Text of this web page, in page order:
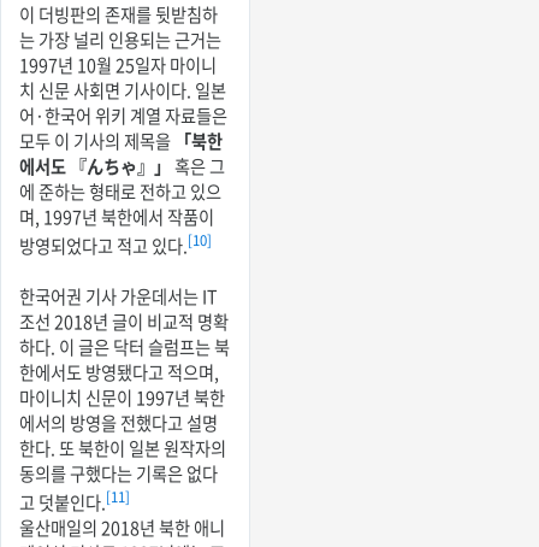
이 더빙판의 존재를 뒷받침하
는 가장 널리 인용되는 근거는
1997년 10월 25일자 마이니
치 신문 사회면 기사이다. 일본
어·한국어 위키 계열 자료들은
모두 이 기사의 제목을 「북한
에서도 『んちゃ』」 혹은 그
에 준하는 형태로 전하고 있으
며, 1997년 북한에서 작품이
방영되었다고 적고 있다.[10]
한국어권 기사 가운데서는 IT
조선 2018년 글이 비교적 명확
하다. 이 글은 닥터 슬럼프는 북
한에서도 방영됐다고 적으며,
마이니치 신문이 1997년 북한
에서의 방영을 전했다고 설명
한다. 또 북한이 일본 원작자의
동의를 구했다는 기록은 없다
고 덧붙인다.[11]
울산매일의 2018년 북한 애니